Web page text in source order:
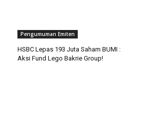
Pengumuman Emiten
HSBC Lepas 193 Juta Saham BUMI :
Aksi Fund Lego Bakrie Group!